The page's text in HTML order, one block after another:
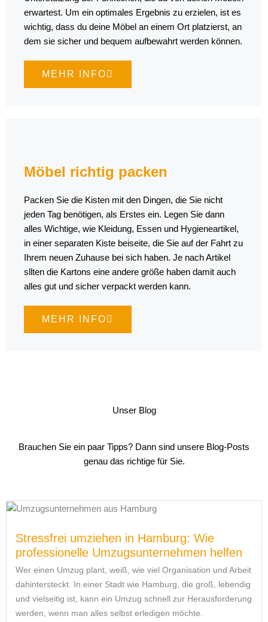
erwartest. Um ein optimales Ergebnis zu erzielen, ist es
wichtig, dass du deine Möbel an einem Ort platzierst, an
dem sie sicher und bequem aufbewahrt werden können.
MEHR INFO
Möbel richtig packen
Packen Sie die Kisten mit den Dingen, die Sie nicht
jeden Tag benötigen, als Erstes ein. Legen Sie dann
alles Wichtige, wie Kleidung, Essen und Hygieneartikel,
in einer separaten Kiste beiseite, die Sie auf der Fahrt zu
Ihrem neuen Zuhause bei sich haben. Je nach Artikel
sllten die Kartons eine andere größe haben damit auch
alles gut und sicher verpackt werden kann.
MEHR INFO
Unser Blog
Brauchen Sie ein paar Tipps? Dann sind unsere Blog-Posts
genau das richtige für Sie.
Stressfrei umziehen in Hamburg: Wie
professionelle Umzugsunternehmen helfen
Wer einen Umzug plant, weiß, wie viel Organisation und Arbeit
dahintersteckt. In einer Stadt wie Hamburg, die groß, lebendig
und vielseitig ist, kann ein Umzug schnell zur Herausforderung
werden, wenn man alles selbst erledigen möchte.